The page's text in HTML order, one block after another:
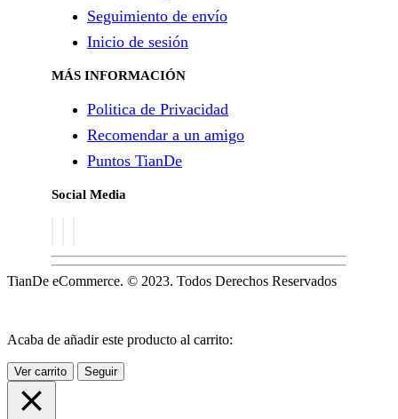
Seguimiento de envío
Inicio de sesión
MÁS INFORMACIÓN
Politica de Privacidad
Recomendar a un amigo
Puntos TianDe
Social Media
TianDe eCommerce. © 2023. Todos Derechos Reservados
Acaba de añadir este producto al carrito:
Ver carrito Seguir